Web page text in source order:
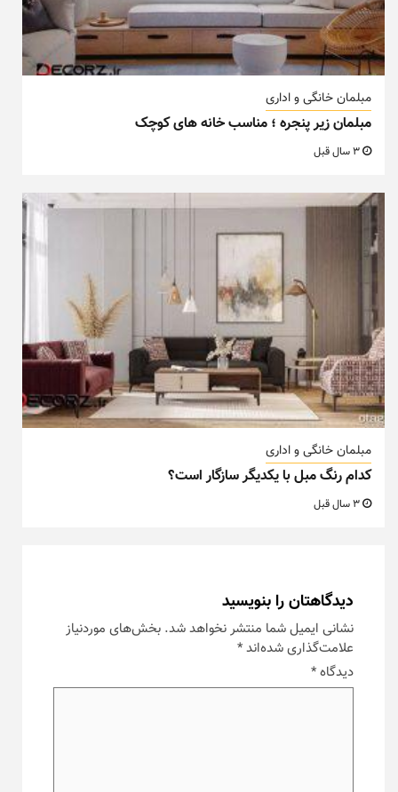
مبلمان خانگی و اداری
مبلمان زیر پنجره ؛ مناسب خانه های کوچک
مبلمان خانگی و اداری
کدام رنگ مبل با یکدیگر سازگار است؟
دیدگاهتان را بنویسید
نشانی ایمیل شما منتشر نخواهد شد. بخش‌های موردنیاز
علامت‌گذاری شده‌اند*
دیدگاه*